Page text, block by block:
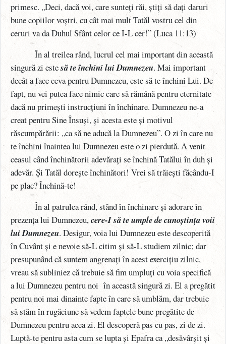
primesc. „Deci, dacă voi, care sunteți răi, știți să dați daruri
bune copiilor voștri, cu cât mai mult Tatăl vostru cel din
ceruri va da Duhul Sfânt celor ce I-L cer!” (Luca 11:13)
În al treilea rând, lucrul cel mai important din această
singură zi estesă te închini lui Dumnezeu. Mai important
decât a face ceva pentru Dumnezeu, este să te închini Lui. De
fapt, nu vei putea face nimic care să rămână pentru eternitate
dacă nu primești instrucțiuni în închinare. Dumnezeu ne-a
creat pentru Sine Însuși, și acesta este și motivul
răscumpărării: „ca să ne aducă la Dumnezeu”. O zi în care nu
te închini înaintea lui Dumnezeu este o zi pierdută. A venit
ceasul când închinătorii adevărați se închină Tatălui în duh și
adevăr. Și Tatăl dorește închinători! Vrei să trăiești făcându-I
pe plac? Închină-te!
În al patrulea rând, stând în închinare și adorare în
prezența lui Dumnezeu, cere-I să te umple de cunoștința voii
lui Dumnezeu. Desigur, voia lui Dumnezeu este descoperită
în Cuvânt și e nevoie să-L citim și să-L studiem zilnic; dar
presupunând că suntem angrenați în acest exercițiu zilnic,
vreau să subliniez că trebuie să fim umpluți cu voia specifică
a lui Dumnezeu pentru noi în această singură zi. El a pregătit
pentru noi mai dinainte fapte în care să umblăm, dar trebuie
să stăm în rugăciune să vedem faptele bune pregătite de
Dumnezeu pentru acea zi. El descoperă pas cu pas, zi de zi.
Luptă-te pentru asta cum se lupta și Epafra ca „desăvârșit și